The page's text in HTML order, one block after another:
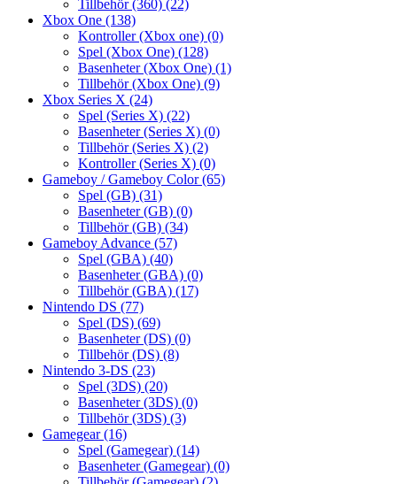
Tillbehör (360) (22)
Xbox One (138)
Kontroller (Xbox one) (0)
Spel (Xbox One) (128)
Basenheter (Xbox One) (1)
Tillbehör (Xbox One) (9)
Xbox Series X (24)
Spel (Series X) (22)
Basenheter (Series X) (0)
Tillbehör (Series X) (2)
Kontroller (Series X) (0)
Gameboy / Gameboy Color(65)
Spel (GB) (31)
Basenheter (GB) (0)
Tillbehör (GB) (34)
Gameboy Advance (57)
Spel (GBA) (40)
Basenheter (GBA) (0)
Tillbehör (GBA) (17)
Nintendo DS (77)
Spel (DS) (69)
Basenheter (DS) (0)
Tillbehör (DS) (8)
Nintendo 3-DS (23)
Spel (3DS) (20)
Basenheter (3DS) (0)
Tillbehör (3DS) (3)
Gamegear(16)
Spel (Gamegear) (14)
Basenheter (Gamegear) (0)